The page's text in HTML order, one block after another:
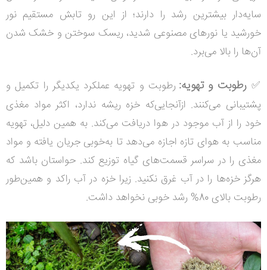
سایه‌دار بیشترین رشد را دارند؛ از این رو تابش مستقیم نور
خورشید یا نورهای مصنوعی شدید، ریسک سوختن و خشک شدن
آن‌ها را بالا می‌برد.
✅ رطوبت و تهویه: رطوبت و تهویه عملکرد یکدیگر را تکمیل و
پشتیبانی می‌کنند. ازآنجایی‌که خزه ریشه ندارد، اکثر مواد مغذی
خود را از آب موجود در هوا دریافت می‌کند. به همین دلیل، تهویه
مناسب به هوای تازه اجازه می‌دهد تا به‌خوبی جریان یافته و مواد
مغذی را در سراسر قسمت‌های گیاه توزیع کند. حواستان باشد که
هرگز خزه‌ها را در آب غرق نکنید. زیرا خزه در آب راکد و همین‌طور
رطوبت بالای 80% رشد خوبی نخواهد داشت.